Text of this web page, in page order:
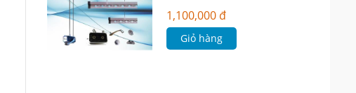
1,100,000 đ
Giỏ hàng